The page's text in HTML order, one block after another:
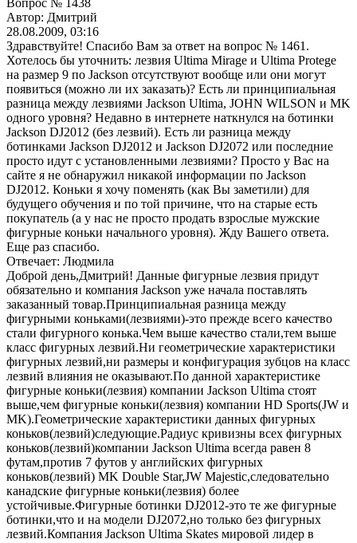
Вопрос № 1438
Автор: Дмитрий
28.08.2009, 03:16
Здравствуйте! Спасибо Вам за ответ на вопрос № 1461.
Хотелось бы уточнить: лезвия Ultima Mirage и Ultima Protege
на размер 9 по Jackson отсутствуют вообще или они могут
появиться (можно ли их заказать)? Есть ли принципиальная
разница между лезвиями Jackson Ultima, JOHN WILSON и MK
одного уровня? Недавно в интернете наткнулся на ботинки
Jackson DJ2012 (без лезвий). Есть ли разница между
ботинками Jackson DJ2012 и Jackson DJ2072 или последние
просто идут с установленными лезвиями? Просто у Вас на
сайте я не обнаружил никакой информации по Jackson
DJ2012. Коньки я хочу поменять (как Вы заметили) для
будущего обучения и по той причине, что на старые есть
покупатель (а у нас не просто продать взрослые мужские
фигурные коньки начального уровня). Жду Вашего ответа.
Еще раз спасибо.
Отвечает: Людмила
Доброй день,Дмитрий! Данные фигурные лезвия придут
обязательно и компания Jackson уже начала поставлять
заказанный товар.Принципиальная разница между
фигурными коньками(лезвиями)-это прежде всего качество
стали фигурного конька.Чем выше качество стали,тем выше
класс фигурных лезвий.Ни геометрические характеристики
фигурных лезвий,ни размеры и конфигурация зубцов на класс
лезвий влияния не оказывают.По данной характеристике
фигурные коньки(лезвия) компании Jackson Ultima стоят
выше,чем фигурные коньки(лезвия) компании HD Sports(JW и
MK).Геометрические характеристики данных фигурных
коньков(лезвий)следующие.Радиус кривизны всех фигурных
коньков(лезвий)компании Jackson Ultima всегда равен 8
футам,против 7 футов у английских фигурных
коньков(лезвий) MK Double Star,JW Majestic,следовательно
канадские фигурные коньки(лезвия) более
устойчивые.Фигурные ботинки DJ2012-это те же фигурные
ботинки,что и на модели DJ2072,но только без фигурных
лезвий.Компания Jackson Ultima Skates мировой лидер в